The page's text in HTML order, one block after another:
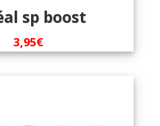
sp boost
3,95€